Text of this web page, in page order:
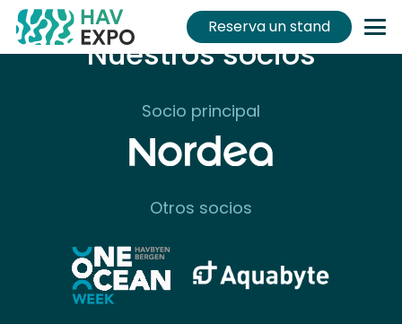
Reserva un stand
Nuestros socios
Socio principal
Otros socios